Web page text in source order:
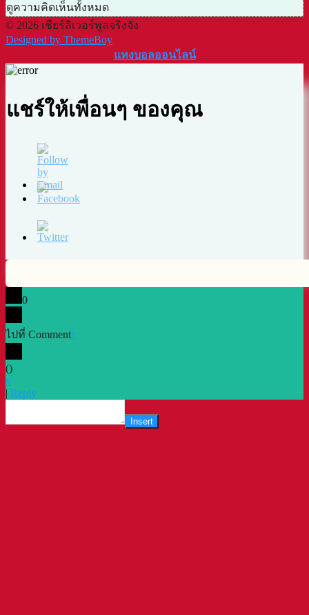
ดูความคิดเห็นทั้งหมด
© 2026 เชียร์ลิเวอร์พูลจริงจัง
Designed by ThemeBoy
แทงบอลออนไลน์
แชร์ให้เพื่อนๆ ของคุณ
0
ไปที่ Commentx
()
x
| Reply
Insert